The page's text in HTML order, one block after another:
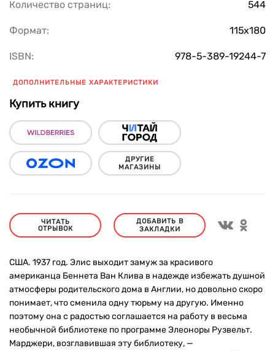
Количество страниц: 544
Формат: 115х180
ISBN: 978-5-389-19244-7
ДОПОЛНИТЕЛЬНЫЕ ХАРАКТЕРИСТИКИ
Купить книгу
ДРУГИЕ
МАГАЗИНЫ
ЧИТАТЬ
ОТРЫВОК
ДОБАВИТЬ В
ЗАКЛАДКИ
США. 1937 год. Элис выходит замуж за красивого
американца Беннета Ван Клива в надежде избежать душной
атмосферы родительского дома в Англии, но довольно скоро
понимает, что сменила одну тюрьму на другую. Именно
поэтому она с радостью соглашается на работу в весьма
необычной библиотеке по программе Элеоноры Рузвельт.
Марджери, возглавившая эту библиотеку, —